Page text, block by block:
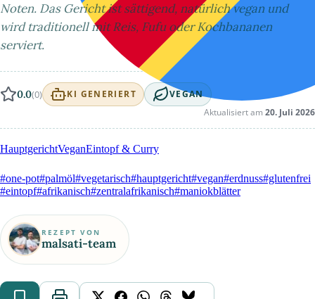
Noten. Das Gericht ist sättigend, natürlich vegan und
wird traditionell mit Reis, Fufu oder Kochbananen
serviert.
0.0(0) KI GENERIERT VEGAN
Aktualisiert am 20. Juli 2026
HauptgerichtVeganEintopf & Curry
#one-pot#palmöl#vegetarisch#hauptgericht#vegan#erdnuss#glutenfrei
#eintopf#afrikanisch#zentralafrikanisch#maniokblätter
REZEPT VON
malsati-team